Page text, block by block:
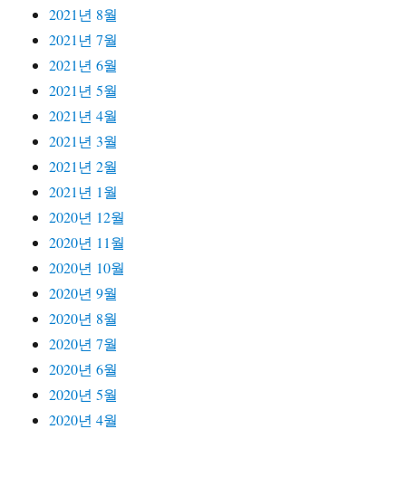
2021년 8월
2021년 7월
2021년 6월
2021년 5월
2021년 4월
2021년 3월
2021년 2월
2021년 1월
2020년 12월
2020년 11월
2020년 10월
2020년 9월
2020년 8월
2020년 7월
2020년 6월
2020년 5월
2020년 4월